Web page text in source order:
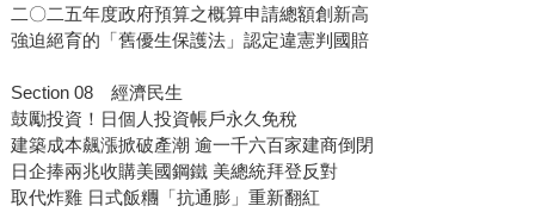
二〇二五年度政府預算之概算申請總額創新高
強迫絕育的「舊優生保護法」認定違憲判國賠
Section 08 經濟民生
鼓勵投資！日個人投資帳戶永久免稅
建築成本飆漲掀破產潮 逾一千六百家建商倒閉
日企捧兩兆收購美國鋼鐵 美總統拜登反對
取代炸雞 日式飯糰「抗通膨」重新翻紅